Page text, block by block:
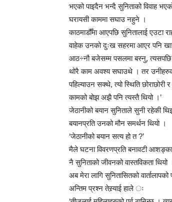
भएको पाइदैन भन्दै सुनिताको विवाह
घरायसी काममा सघाउ नहुने ।
काठमाडौँमा आएपछि सुनितालाई
वाहेक उनको दुःख सहरमा आएर पनि
आठ÷नौ बजेसम्म पसलमा बस्नु, त्यसपछि
थोरै काम अवश्य सघाउथे । तर
पहिल्याउन सक्थे, त्यो स्थिति
कामको बोझ अझै पनि त्यस्तै थियो ।’
जेठानीको बयान सुनिताले सुनी रहेकी
बयानप्रति उनको मौन समर्थन थियो ।
‘जेठानीको बयान सत्य हो त ?’
मैले घटना विवरणप्रति बनावटी
नै सुनिताको जीवनको वास्तविकता थियो
अब मेरा लागि सुनितासितको
अन्तिम प्रश्न तेस्र्याई हाले ः